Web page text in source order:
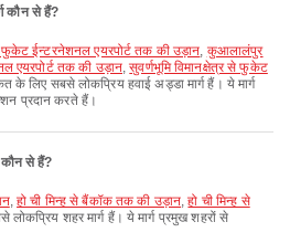
कौन से हैं?
फुकेट ईन्टरनेशनल एयरपोर्ट तक की उड़ान, कुआलालंपुर
एयरपोर्ट तक की उड़ान,सुवर्णभूमि विमानक्षेत्र से फुकेट
के लिए सबसे लोकप्रिय हवाई अड्डा मार्ग हैं। ये मार्ग
प्रदान करते हैं।
कौन से हैं?
,हो ची मिन्ह से बैंकॉक तक की उड़ान,हो ची मिन्ह से
लोकप्रिय शहर मार्ग हैं। ये मार्ग प्रमुख शहरों से